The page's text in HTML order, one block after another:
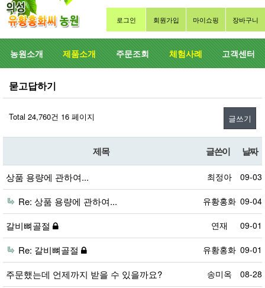
로그인 회원가입 마이쇼핑 장바구니
농원소개 제품소개 주문조회 체험사례 고객센터
묻고답하기
Total 24,760건 16 페이지 글쓰기
제목 글쓴이 날짜
상품 용량에 관하여... 최정아 09-03
Re: 상품 용량에 관하여... 유황홍화 09-04
갈비뼈골절 연재 09-01
Re: 갈비뼈골절 유황홍화 09-01
주문했는데 언제까지 받을 수 있을까요? 송미옥 08-28